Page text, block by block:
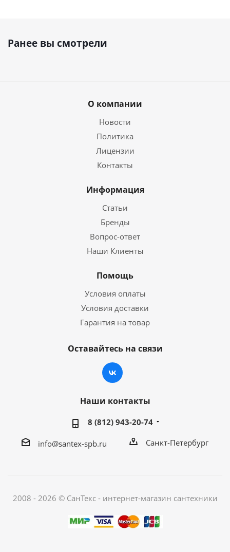
Ранее вы смотрели
О компании
Новости
Политика
Лицензии
Контакты
Информация
Статьи
Бренды
Вопрос-ответ
Наши Клиенты
Помощь
Условия оплаты
Условия доставки
Гарантия на товар
Оставайтесь на связи
Наши контакты
8 (812) 943-20-74
info@santex-spb.ru Санкт-Петербург
2008 - 2026 © СанТекс - интернет-магазин cантехники